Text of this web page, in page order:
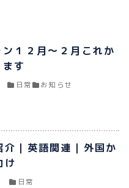
１２月〜２月これか
す
日常 お知らせ
介｜英語関連｜外国か
け
日常